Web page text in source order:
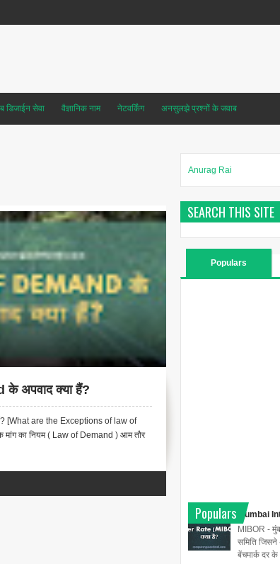
डिजाईन सेवा वैज्ञानिक नाम नेटवर्किंग अनसुलझे प्रश्नों के जवाब
अपवाद क्या हैं?
[What are the Exceptions of law of
का नियम ( Law of Demand ) आम तौर
Anurag Rai
SEARCH THIS SITE
Populars
Populars
Mumbai
MIBOR -
समिति
बेंचमार्क दर के